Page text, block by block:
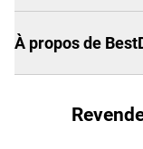
À propos de